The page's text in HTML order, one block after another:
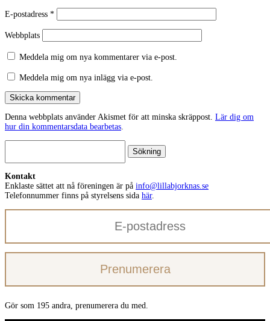
E-postadress *
Webbplats
Meddela mig om nya kommentarer via e-post.
Meddela mig om nya inlägg via e-post.
Skicka kommentar
Denna webbplats använder Akismet för att minska skräppost. Lär dig om
hur din kommentarsdata bearbetas
Kontakt
Enklaste sättet att nå föreningen är på info@lillabjorknas.se
Telefonnummer finns på styrelsens sida här.
E-
Prenumerera
Gör som 195 andra, prenumerera du med.